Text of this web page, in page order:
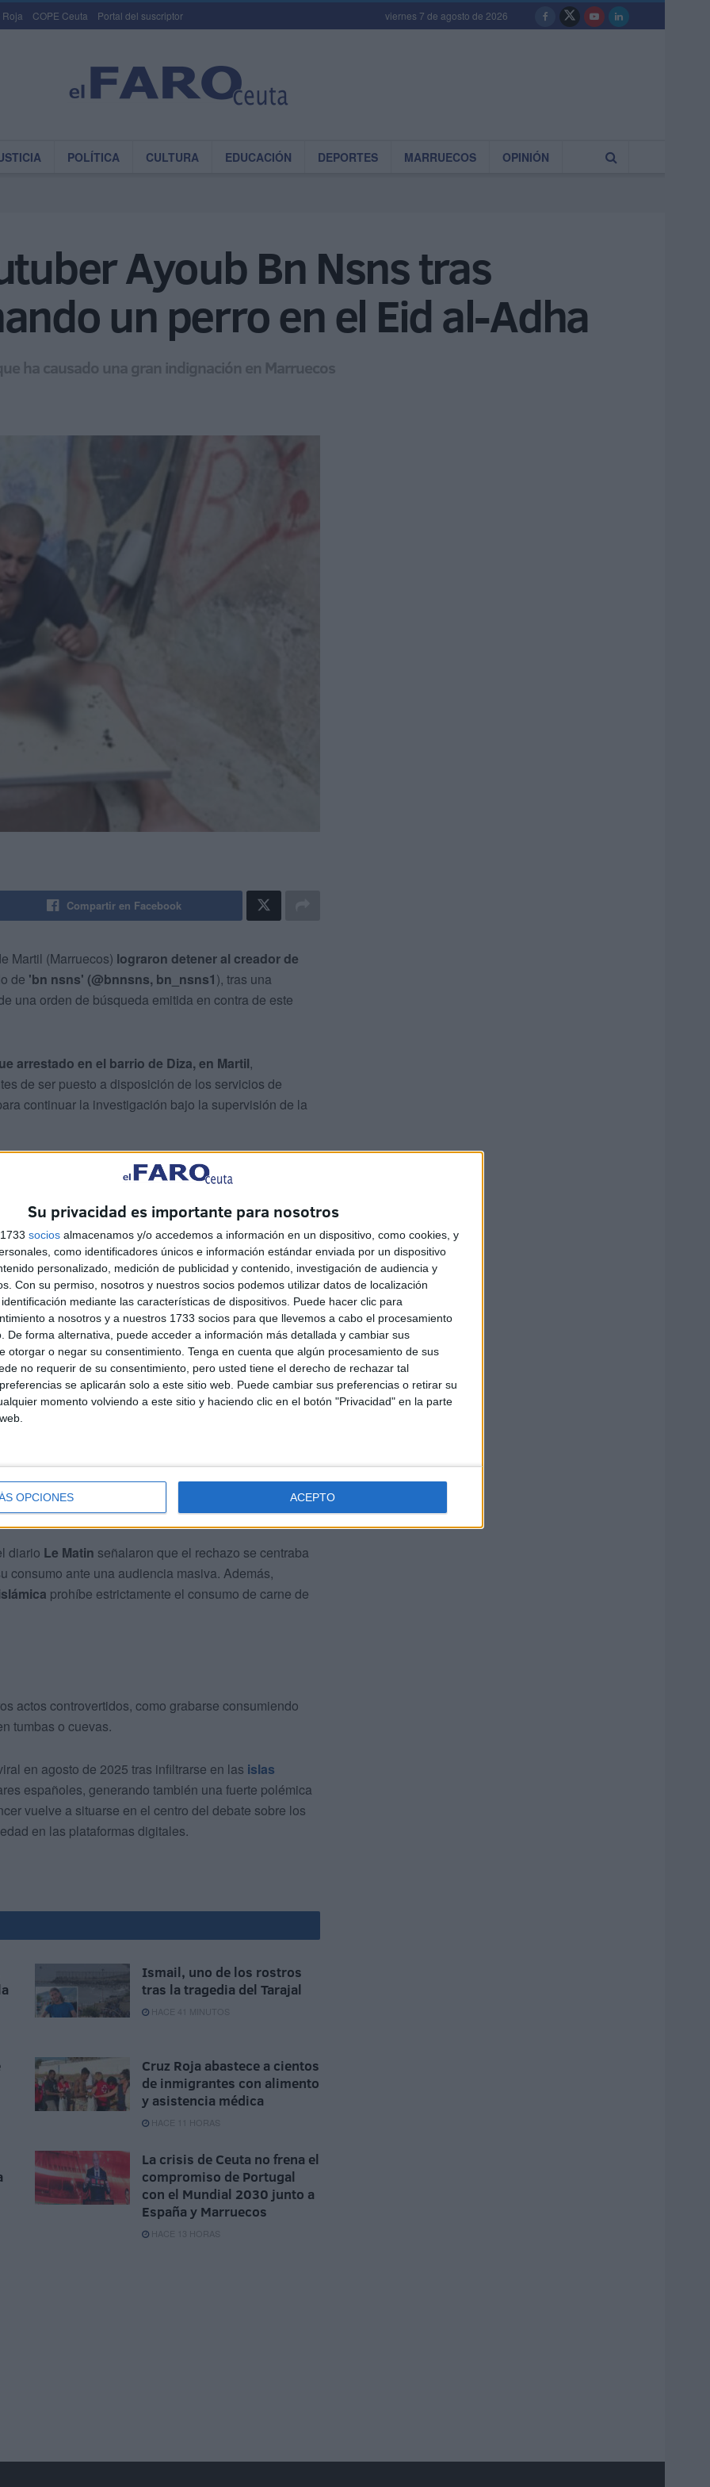
Su privacidad es importante para nosotros
socios almacenamos y/o accedemos a información en un dispositivo, como cookies, y
como identificadores únicos e información estándar enviada por un dispositivo
personalizado, medición de publicidad y contenido, investigación de audiencia y
Con su permiso, nosotros y nuestros socios podemos utilizar datos de localización
mediante las características de dispositivos. Puede hacer clic para
a nosotros y a nuestros 1733 socios para que llevemos a cabo el procesamiento
De forma alternativa, puede acceder a información más detallada y cambiar sus
otorgar o negar su consentimiento. Tenga en cuenta que algún procesamiento de sus
no requerir de su consentimiento, pero usted tiene el derecho de rechazar tal
se aplicarán solo a este sitio web. Puede cambiar sus preferencias o retirar su
momento volviendo a este sitio y haciendo clic en el botón "Privacidad" en la parte
OPCIONES ACEPTO
Roja COPE Ceuta Portal del suscriptor viernes 7 de agosto de 2026
POLÍTICA CULTURA EDUCACIÓN DEPORTES MARRUECOS OPINIÓN
Ayoub Bn Nsns tras
un perro en el Eid al-Adha
ha causado una gran indignación en Marruecos
Compartir en Facebook
Martil (Marruecos) lograron detener al creador de
de 'bn nsns' (@bnnsns, bn_nsns1), tras una
una orden de búsqueda emitida en contra de este
arrestado en el barrio de Diza, en Martil,
de ser puesto a disposición de los servicios de
continuar la investigación bajo la supervisión de la
que se difundió ampliamente en las redes
el youtuber
consumiendo un perro en lugar de un
al-Adha), lo que provocó una gran ola de
asociaciones a presentar denuncias formales
una intensapolémica viraltras publicar un vídeo
de lo que presentó como un perro callejero .
aumento de losprecios del cordero. A pesar de que
en las
las tradiciones religiosas.
más de2,2 millones de suscriptores
, afirmó que no
tras ser atropellado.
diario Le Matin señalaron que el rechazo se centraba
consumo ante una audiencia masiva. Además,
prohíbe estrictamente el consumo de carne de
actos controvertidos, como grabarse consumiendo
tumbas o cuevas.
en agosto de 2025 tras infiltrarse en las islas
españoles, generando también una fuerte polémica
vuelve a situarse en el centro del debate sobre los
en las plataformas digitales.
Ismail, uno de los rostros
tras la tragedia del Tarajal
HACE 41 MINUTOS
Cruz Roja abastece a cientos
de inmigrantes con alimento
y asistencia médica
HACE 11 HORAS
La crisis de Ceuta no frena el
compromiso de Portugal
con el Mundial 2030 junto a
España y Marruecos
HACE 13 HORAS